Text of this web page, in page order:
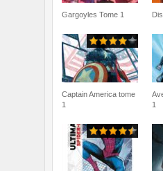
Gargoyles Tome 1
Captain America tome
1
1